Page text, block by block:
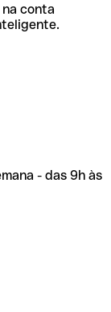
conta
- das 9h às